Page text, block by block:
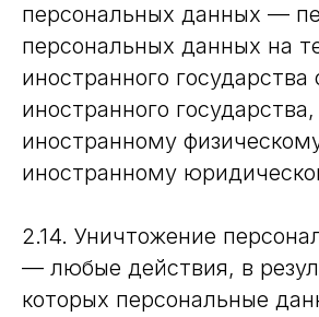
персональных данных —
персональных данных на
иностранного государства
иностранного государства,
иностранному
иностранному
2.14. Уничтожение
— любые действия, в
которых персональные